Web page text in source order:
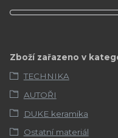
Zboží zařazeno v
TECHNIKA
AUTOŘI
DUKE keramika
Ostatní materiál